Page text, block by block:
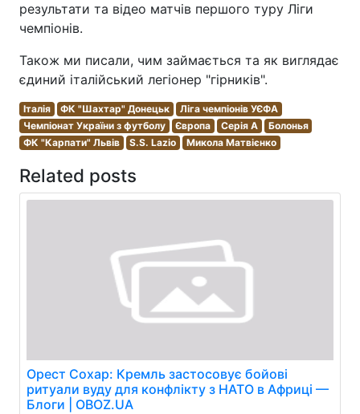
результати та відео матчів першого туру Ліги
чемпіонів.
Також ми писали, чим займається та як виглядає
єдиний італійський легіонер "гірників".
Італія ФК "Шахтар" Донецьк
Ліга чемпіонів УЄФА
Чемпіонат України з футболу
Європа Серія A
Болонья
ФК "Карпати" Львів
S.S. Lazio Микола Матвієнко
Related posts
Орест Сохар: Кремль застосовує бойові
ритуали вуду для конфлікту з НАТО в Африці —
Блоги | OBOZ.UA